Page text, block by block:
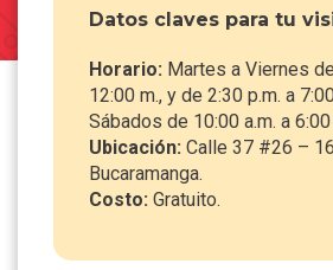
Datos claves para tu
Horario: Martes a Viernes
12:00 m., y de 2:30 p.m. a
Sábados de 10:00 a.m. a 6:00
Ubicación: Calle 37 #26 –
Bucaramanga.
Costo: Gratuito.